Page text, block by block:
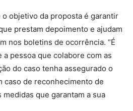
objetivo da proposta é garantir
prestam depoimento e ajudam
nos boletins de ocorrência. “É
pessoa que colabore com as
do caso tenha assegurado o
caso de reconhecimento de
que garantam a sua